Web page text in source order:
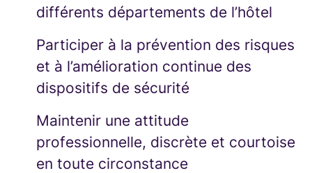
différents départements de l’hôtel
Participer à la prévention des risques
et à l’amélioration continue des
dispositifs de sécurité
Maintenir une attitude
professionnelle, discrète et courtoise
en toute circonstance